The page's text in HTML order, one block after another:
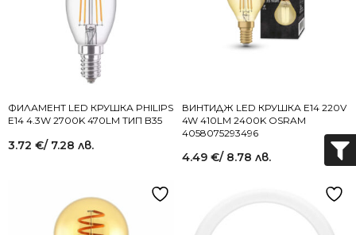
ФИЛАМЕНТ LED КРУШКА PHILIPS
E14 4.3W 2700K 470LM ТИП B35
3.72 €/ 7.28 лв.
ВИНТИДЖ LED КРУШКА E14 220V
4W 410LM 2400K OSRAM
4058075293496
4.49 €/ 8.78 лв.